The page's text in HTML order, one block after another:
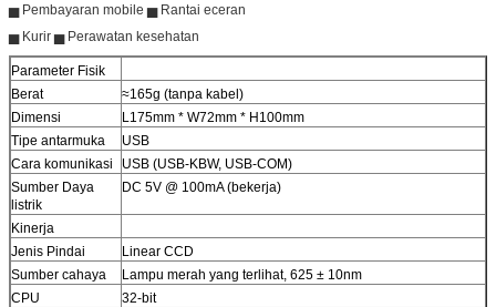
▅ Pembayaran mobile ▅ Rantai eceran
▅ Kurir ▅ Perawatan kesehatan
Parameter Fisik
Berat
≈165g (tanpa kabel)
Dimensi
L175mm * W72mm * H100mm
Tipe antarmuka
USB
Cara komunikasi
USB (USB-KBW, USB-COM)
Sumber Daya
listrik
DC 5V @ 100mA (bekerja)
Kinerja
Jenis Pindai
Linear CCD
Sumber cahaya
Lampu merah yang terlihat, 625 ± 10nm
CPU
32-bit